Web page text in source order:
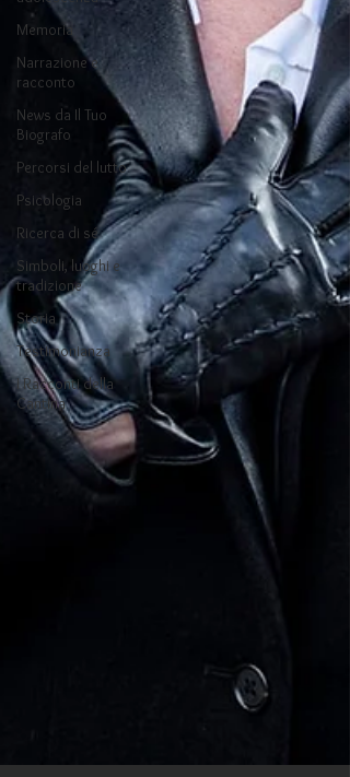
Memoria
Narrazione e
racconto
News da Il Tuo
Biografo
Percorsi del lutto
Psicologia
Ricerca di sé
Simboli, luoghi e
tradizione
Storia
Testimonianza
I Racconti della
Cantina